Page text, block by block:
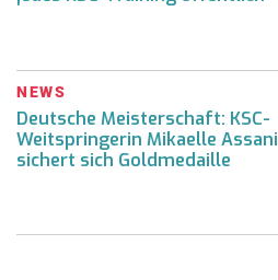
NEWS
Deutsche Meisterschaft: KSC-
Weitspringerin Mikaelle Assani
sichert sich Goldmedaille